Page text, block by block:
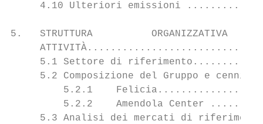
4.10 Ulteriori emissioni
5.   STRUTTURA
5.1 Settore di
5.2 Composizione del Gruppo e cenni
5.2.1
5.2.2    Amendola Center
5.3 Analisi dei mercati di